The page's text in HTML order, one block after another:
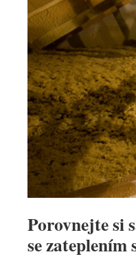
Porovnejte si
se zateplením